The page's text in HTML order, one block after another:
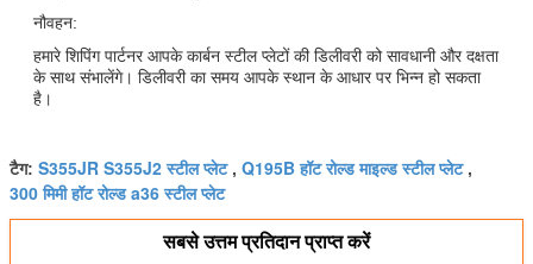
नौवहन:
हमारे शिपिंग पार्टनर आपके कार्बन स्टील प्लेटों की डिलीवरी को सावधानी और दक्षता
के साथ संभालेंगे। डिलीवरी का समय आपके स्थान के आधार पर भिन्न हो सकता
है।
टैग: S355JR S355J2 स्टील प्लेट, Q195B हॉट रोल्ड माइल्ड स्टील प्लेट,
300 मिमी हॉट रोल्ड a36 स्टील प्लेट
सबसे उत्तम प्रतिदान प्राप्त करें